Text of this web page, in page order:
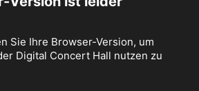
Sie Ihre Browser-Version, um
Digital Concert Hall nutzen zu